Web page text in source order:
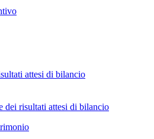
attesi di bilancio
dei risultati attesi di bilancio